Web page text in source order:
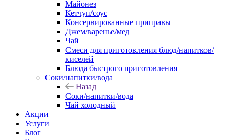
Майонез
Кетчуп/соус
Консервированные приправы
Джем/варенье/мед
Чай
Смеси для приготовления блюд/напитков/
киселей
Блюда быстрого приготовления
Соки/напитки/вода
Назад
Соки/напитки/вода
Чай холодный
Акции
Услуги
Блог